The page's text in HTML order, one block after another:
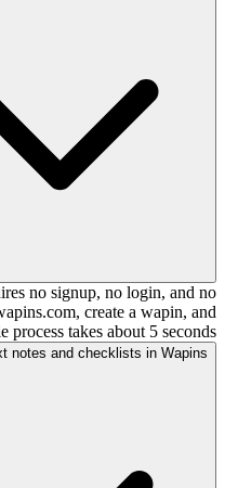
no signup, no login, and no
create a wapin, and
takes about 5 seconds.
notes and checklists in Wapins?